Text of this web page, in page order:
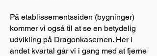
På etablissementssiden (bygninger)
kommer vi også til at se en betydelig
udvikling på Dragonkasernen. Her i
andet kvartal går vi i gang med at fjerne